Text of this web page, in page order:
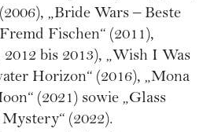
„Bride Wars – Beste
Fischen“ (2011),
2012 bis 2013), „Wish I Was
Horizon“ (2016), „Mona
(2021) sowie „Glass
(2022).